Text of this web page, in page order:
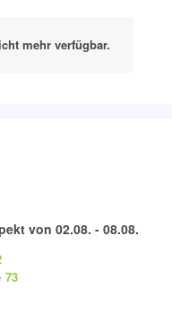
mehr verfügbar.
von 02.08. - 08.08.
73